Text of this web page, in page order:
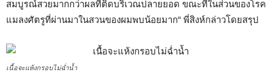
สมบูรณ์สวยมากกว่าผลที่ติดบริเวณปลายยอด ขณะที่ในส่วนของโรค
แมลงศัตรูที่ผ่านมาในสวนของผมพบน้อยมาก“ พี่สิงห์กล่าวโดยสรุป
เนื้อจะแห้งกรอบไม่ฉ่ำน้ำ